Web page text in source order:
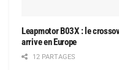
Leapmotor B03X : le
arrive en Europe
12 PARTAGES